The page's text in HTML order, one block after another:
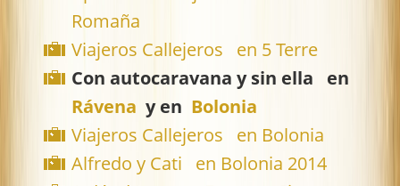
Romaña
Viajeros Callejeros en 5 Terre
Con autocaravana y sin ella en
Rávena y en Bolonia
Viajeros Callejeros en Bolonia
Alfredo y Cati en Bolonia 2014